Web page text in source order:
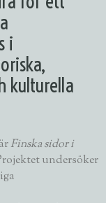
i
kulturella
Finska sidor i
undersöker